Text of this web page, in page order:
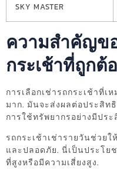
SKY MASTER
ความสำคัญขอ
กระเช้าที่ถูกต้
การเลือกเช่ารถกระเช้าที่
มาก. มันจะส่งผลต่อประสิท
การใช้ทรัพยากรอย่างมีปร
รถกระเช้าเช่ารายวันช่วย
และปลอดภัย. นี่เป็นประโย
ที่สูงหรือมีความเสี่ยงสูง.